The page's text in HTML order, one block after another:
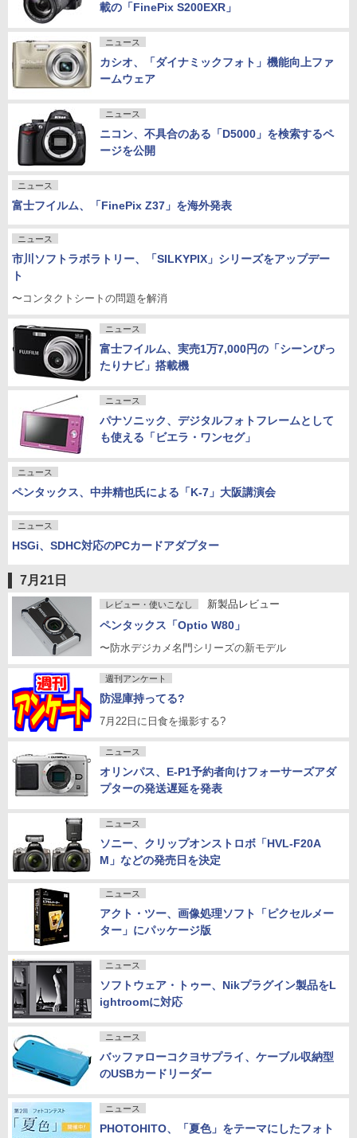
載の「FinePix S200EXR」
ニュース
カシオ、「ダイナミックフォト」機能向上ファ
ームウェア
ニュース
ニコン、不具合のある「D5000」を検索するペ
ージを公開
ニュース
富士フイルム、「FinePix Z37」を海外発表
ニュース
市川ソフトラボラトリー、「SILKYPIX」シリーズをアップデー
ト
〜コンタクトシートの問題を解消
ニュース
富士フイルム、実売1万7,000円の「シーンぴっ
たりナビ」搭載機
ニュース
パナソニック、デジタルフォトフレームとして
も使える「ビエラ・ワンセグ」
ニュース
ペンタックス、中井精也氏による「K-7」大阪講演会
ニュース
HSGi、SDHC対応のPCカードアダプター
7月21日
レビュー・使いこなし 新製品レビュー
ペンタックス「Optio W80」
〜防水デジカメ名門シリーズの新モデル
週刊アンケート
防湿庫持ってる?
7月22日に日食を撮影する?
ニュース
オリンパス、E-P1予約者向けフォーサーズアダ
プターの発送遅延を発表
ニュース
ソニー、クリップオンストロボ「HVL-F20A
M」などの発売日を決定
ニュース
アクト・ツー、画像処理ソフト「ピクセルメー
ター」にパッケージ版
ニュース
ソフトウェア・トゥー、Nikプラグイン製品をL
ightroomに対応
ニュース
バッファローコクヨサプライ、ケーブル収納型
のUSBカードリーダー
ニュース
PHOTOHITO、「夏色」をテーマにしたフォト